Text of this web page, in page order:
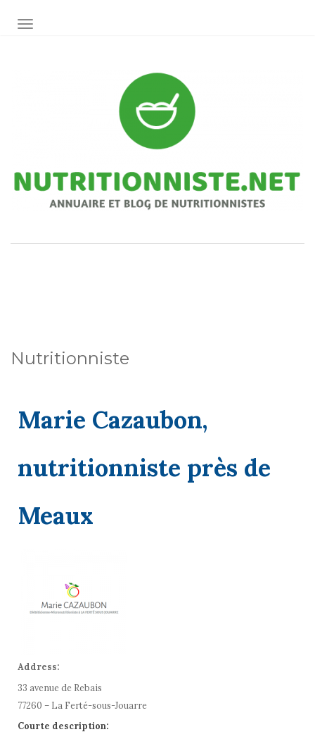
AFFICHER/MASQUER LA NAVIGATION
Nutritionniste
Marie Cazaubon,
nutritionniste près de
Meaux
Address:
33 avenue de Rebais
77260 – La Ferté-sous-Jouarre
Courte description: